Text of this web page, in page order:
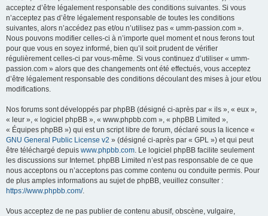
acceptez d’être légalement responsable des conditions suivantes. Si vous
n’acceptez pas d’être légalement responsable de toutes les conditions
suivantes, alors n’accédez pas et/ou n’utilisez pas « umm-passion.com ».
Nous pouvons modifier celles-ci à n’importe quel moment et nous ferons tout
pour que vous en soyez informé, bien qu’il soit prudent de vérifier
régulièrement celles-ci par vous-même. Si vous continuez d’utiliser « umm-
passion.com » alors que des changements ont été effectués, vous acceptez
d’être légalement responsable des conditions découlant des mises à jour et/ou
modifications.
Nos forums sont développés par phpBB (désigné ci-après par « ils », « eux »,
« leur », « logiciel phpBB », « www.phpbb.com », « phpBB Limited »,
« Équipes phpBB ») qui est un script libre de forum, déclaré sous la licence «
GNU General Public License v2 » (désigné ci-après par « GPL ») et qui peut
être téléchargé depuis www.phpbb.com. Le logiciel phpBB facilite seulement
les discussions sur Internet. phpBB Limited n’est pas responsable de ce que
nous acceptons ou n’acceptons pas comme contenu ou conduite permis. Pour
de plus amples informations au sujet de phpBB, veuillez consulter :
https://www.phpbb.com/.
Vous acceptez de ne pas publier de contenu abusif, obscène, vulgaire,